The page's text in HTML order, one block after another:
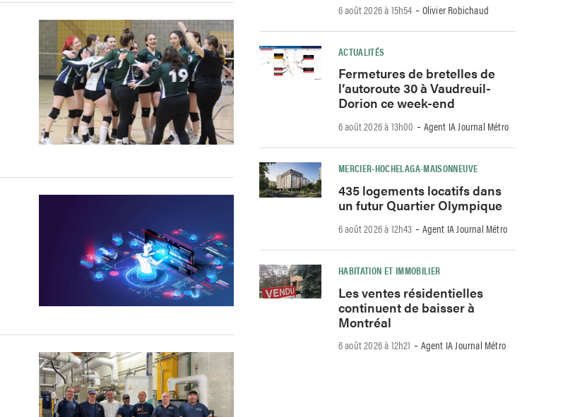
6 août 2026 à 15h54 -Olivier Robichaud
ACTUALITÉS
Fermetures de bretelles de
l’autoroute 30 à Vaudreuil-
Dorion ce week-end
6 août 2026 à 13h00 -Agent IA Journal Métro
MERCIER-HOCHELAGA-MAISONNEUVE
435 logements locatifs dans
un futur Quartier Olympique
6 août 2026 à 12h43 -Agent IA Journal Métro
HABITATION ET IMMOBILIER
Les ventes résidentielles
continuent de baisser à
Montréal
6 août 2026 à 12h21 -Agent IA Journal Métro